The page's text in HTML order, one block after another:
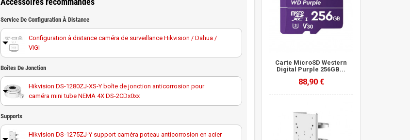
Service De Configuration À Distance
Configuration à distance caméra de surveillance Hikvision / Dahua /
VIGI
Boîtes De Jonction
Hikvision DS-1280ZJ-XS-Y boîte de jonction anticorrosion pour
caméra mini tube NEMA 4X DS-2CDx0xx
Supports
Hikvision DS-1275ZJ-Y support caméra poteau anticorrosion en acier
Carte MicroSD Western
Digital Purple 256GB...
88,90 €